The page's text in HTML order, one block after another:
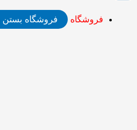
فروشگاه فروشگاه بستن